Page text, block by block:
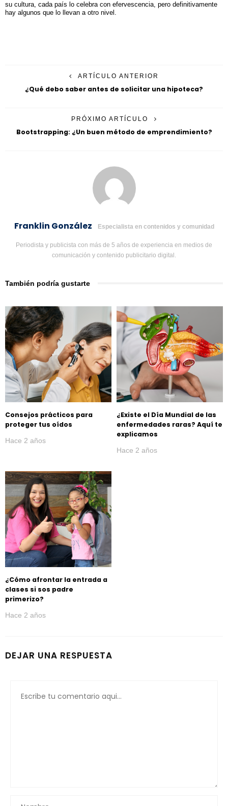
su cultura, cada país lo celebra con efervescencia, pero definitivamente
hay algunos que lo llevan a otro nivel.
ARTÍCULO ANTERIOR
¿Qué debo saber antes de solicitar una hipoteca?
PRÓXIMO ARTÍCULO
Bootstrapping: ¿Un buen método de emprendimiento?
Franklin González Especialista en contenidos y comunidad
Periodista y publicista con más de 5 años de experiencia en medios de
comunicación y contenido publicitario digital.
También podría gustarte
Consejos prácticos para
proteger tus oídos
Hace 2 años
¿Existe el Día Mundial de las
enfermedades raras? Aquí te
explicamos
Hace 2 años
¿Cómo afrontar la entrada a
clases si sos padre
primerizo?
Hace 2 años
DEJAR UNA RESPUESTA